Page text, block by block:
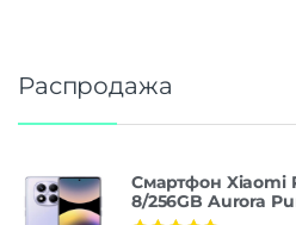
Распродажа
Смартфон Xiaomi
8/256GB Aurora